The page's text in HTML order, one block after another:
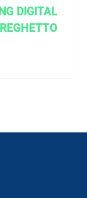
DIGITAL